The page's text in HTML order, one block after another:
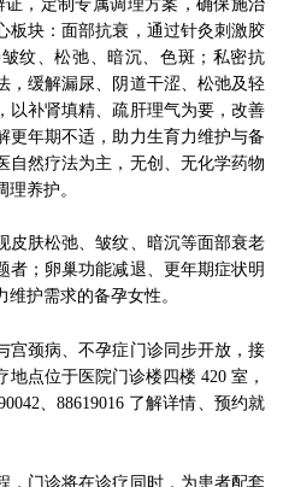
板块：面部抗衰，通过针灸刺激胶
纹、松弛、暗沉、色斑；私密抗
，缓解漏尿、阴道干涩、松弛及轻
以补肾填精、疏肝理气为要，改善
更年期不适，助力生育力维护与备
自然疗法为主，无创、无化学药物
养护。
皮肤松弛、皱纹、暗沉等面部衰老
者；卵巢功能减退、更年期症状明
护需求的备孕女性。
宫颈病、不孕症门诊同步开放，接
点位于医院门诊楼四楼 420 室，
、88619016 了解详情、预约就
，门诊将在诊疗同时，为患者配套